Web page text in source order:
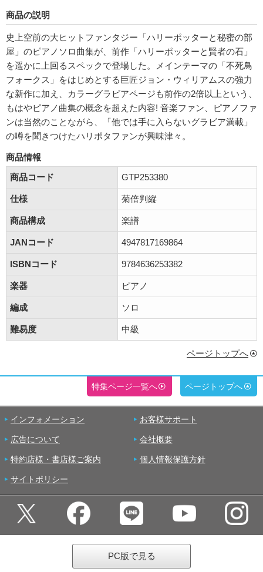
商品の説明
史上空前の大ヒットファンタジー「ハリーポッターと秘密の部
屋」のピアノソロ曲集が、前作「ハリーポッターと賢者の石」
を遥かに上回るスペックで登場した。メインテーマの「不死鳥
フォークス」をはじめとする巨匠ジョン・ウィリアムスの強力
な新作に加え、カラーグラビアページも前作の2倍以上という、
もはやピアノ曲集の概念を超えた内容! 音楽ファン、ピアノファ
ンは当然のことながら、「他では手に入らないグラビア満載」
の噂を聞きつけたハリポタファンが興味津々。
商品情報
商品コード
GTP253380
仕様 菊倍判縦
商品構成 楽譜
JANコード 4947817169864
ISBNコード 9784636253382
楽器 ピアノ
編成 ソロ
難易度 中級
ページトップへ
特集ページ一覧へ ページトップへ
インフォメーション お客様サポート
広告について 会社概要
特約店様・書店様ご案内 個人情報保護方針
サイトポリシー
PC版で見る